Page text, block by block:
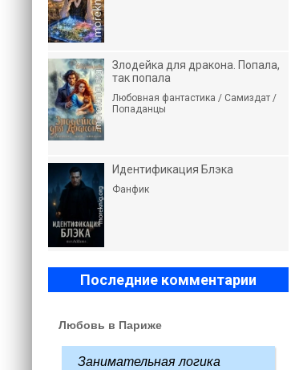
Злодейка для дракона. Попала,
так попала
Любовная фантастика / Самиздат /
Попаданцы
Идентификация Блэка
Фанфик
Последние комментарии
Любовь в Париже
Занимательная логика